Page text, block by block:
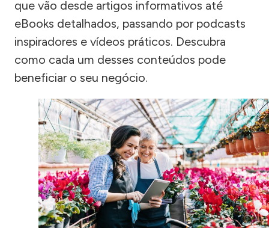
que vão desde artigos informativos até
eBooks detalhados, passando por podcasts
inspiradores e vídeos práticos. Descubra
como cada um desses conteúdos pode
beneficiar o seu negócio.